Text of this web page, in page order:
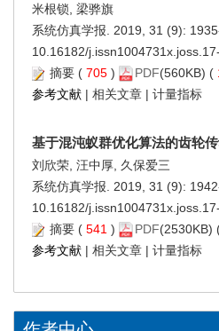
米根锁, 梁骅旗
系统仿真学报. 2019, 31 (9):
10.16182/
摘要 ( 705 ) PDF(560KB) (
参考文献 | 相关文章 | 计量指标
基于混沌蚁群优化算法的齿轮
刘欣荣, 汪中厚, 久保爱三
系统仿真学报. 2019, 31 (9):
10.16182/
摘要 ( 541 ) PDF(2530KB)
参考文献 | 相关文章 | 计量指标